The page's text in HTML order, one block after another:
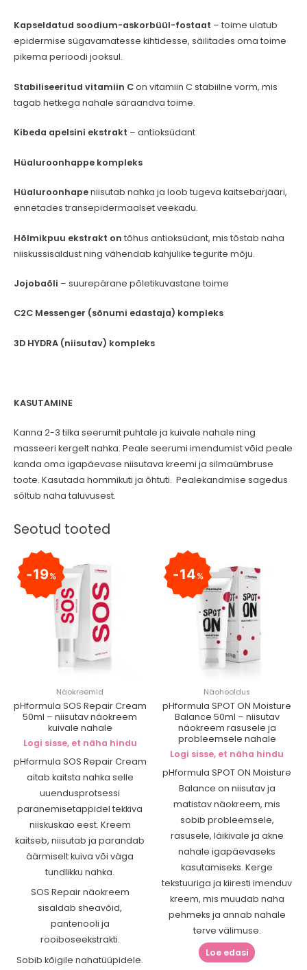
Kapseldatud soodium-askorbüül-fostaat – toime ulatub
epidermise sügavamatesse kihtidesse, säilitades oma toime
pikema perioodi jooksul.
Stabiliseeritud vitamiin Con vitamiin C stabiilne vorm, mis
tagab hetkega nahale säraandva toime.
Kibeda apelsini ekstrakt – antioksüdant
Hüaluroonhappe kompleks
Hüaluroonhapeniisutab nahka ja loob tugeva kaitsebarjääri,
ennetades transepidermaalset veekadu.
Hõlmikpuu ekstrakt on tõhus antioksüdant, mis tõstab naha
niiskussisaldust ning vähendab kahjulike tegurite mõju.
Jojobaõli – suurepärane põletikuvastane toime
C2C Messenger (sõnumi edastaja) kompleks
3D HYDRA (niisutav) kompleks
KASUTAMINE
Kanna 2-3 tilka seerumit puhtale ja kuivale nahale ning
masseeri kergelt nahka. Peale seerumi imendumist võid peale
kanda oma igapäevase niisutava kreemi ja silmaümbruse
toote. Kasutada hommikuti ja õhtuti. Pealekandmise sagedus
sõltub naha taluvusest.
Seotud tooted
19%
Näokreemid
pHformula SOS Repair Cream
50ml – niisutav näokreem
kuivale nahale
Logi sisse, et näha hindu
pHformula SOS Repair Cream
aitab kaitsta nahka selle
uuendusprotsessi
paranemisetappidel tekkiva
niiskuskao eest. Kreem
kaitseb, niisutab ja parandab
äärmiselt kuiva või väga
tundlikku nahka.
SOS Repair näokreem
sisaldab sheavõid,
pantenooli ja
rooiboseekstrakti.
Sobib kõigile nahatüüpidele.
14%
Näohooldus
pHformula SPOT ON Moisture
Balance 50ml – niisutav
näokreem rasusele ja
probleemsele nahale
Logi sisse, et näha hindu
pHformula SPOT ON Moisture
Balance on niisutav ja
matistav näokreem, mis
sobib probleemsele,
rasusele, läikivale ja akne
nahale igapäevaseks
kasutamiseks. Kerge
tekstuuriga ja kiiresti imenduv
kreem, mis muudab naha
pehmeks ja annab nahale
terve välimuse.
Loe edasi